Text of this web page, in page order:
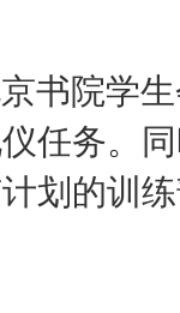
书院学
任务。
划的训